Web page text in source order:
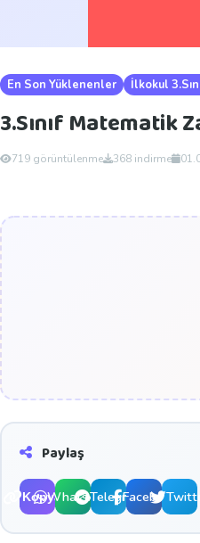
En Son Yüklenenler İlkokul
3.Sınıf Matematik
719 görüntülenme 368 indirme
Paylaş
KopyalaWhatsAppTelegramFacebookTwitter